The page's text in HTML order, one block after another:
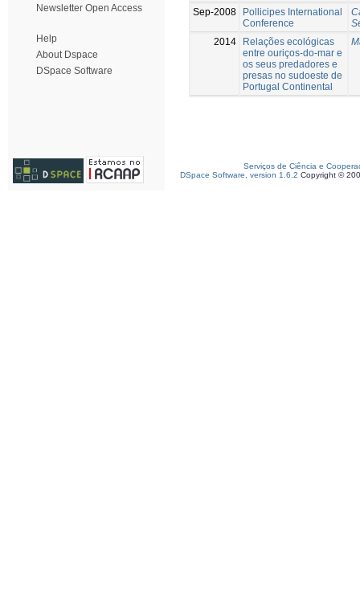
Newsletter Open Access
Help
About Dspace
DSpace Software
Sep-2008
Pollicipes International
Conference
2014
Relações ecológicas
entre ouriços-do-mar e
os seus predadores e
presas no sudoeste de
Portugal Continental
Serviços de Ciência e
DSpace Software, version 1.6.2 Copyright ©